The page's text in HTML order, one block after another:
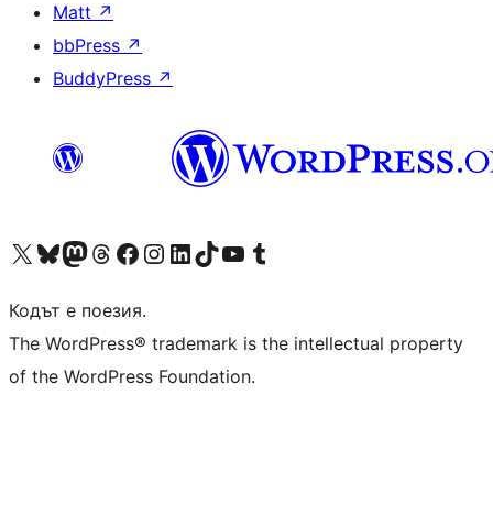
Matt ↗
bbPress ↗
BuddyPress ↗
Visit our X (formerly Twitter) account
Visit our Bluesky account
Visit our Mastodon account
Visit our Threads account
Посетете нашата страница във Facebook
Посетете нашия профил в Instagram
Посетете нашия профил в LinkedIn
Visit our TikTok account
Visit our YouTube channel
Visit our Tumblr account
Кодът е поезия.
The WordPress® trademark is the intellectual property
of the WordPress Foundation.